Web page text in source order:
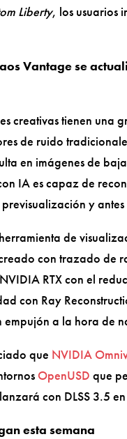
Liberty, los usuarios
Vantage se
creativas tienen una
de ruido
en imágenes de
IA es capaz de
y
de
con trazado de
RTX con el
con Ray
a la hora de
que NVIDIA
OpenUSD que
con DLSS 3.5
esta semana